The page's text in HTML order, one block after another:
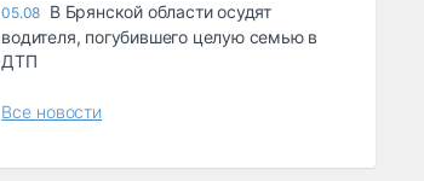
05.08 В Брянской области осудят
водителя, погубившего целую семью в
ДТП
Все новости